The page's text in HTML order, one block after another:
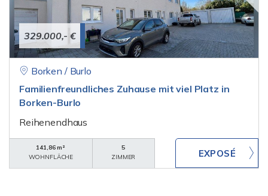
329.000,- €
Borken / Burlo
Familienfreundliches Zuhause mit viel Platz in
Borken-Burlo
Reihenendhaus
141,86 m²
WOHNFLÄCHE
5
ZIMMER